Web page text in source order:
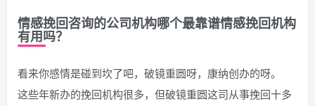
情感挽回咨询的公司机构哪个最靠谱情感挽回机构
有用吗？
看来你感情是碰到坎了吧，破镜重圆呀，康纳创办的呀。
这些年新办的挽回机构很多，但破镜重圆这司从事挽回十多